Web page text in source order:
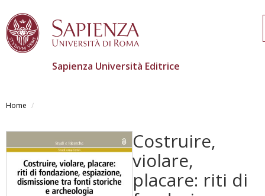
contenuto
Sapienza Università Editrice
Home
Costruire,
violare,
placare: riti di